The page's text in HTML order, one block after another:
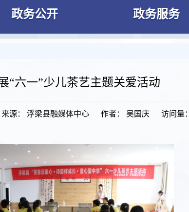
政务公开 政务服务
“六一”少儿茶艺主题关爱活动
来源： 浮梁县融媒体中心 作者： 吴国庆 访问量：